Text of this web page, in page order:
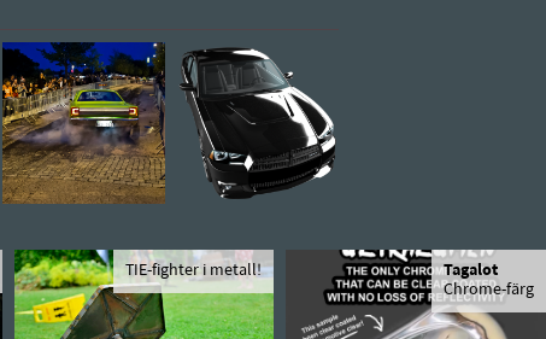
TIE-fighter i metall!
Tagalot
Chrome-färg